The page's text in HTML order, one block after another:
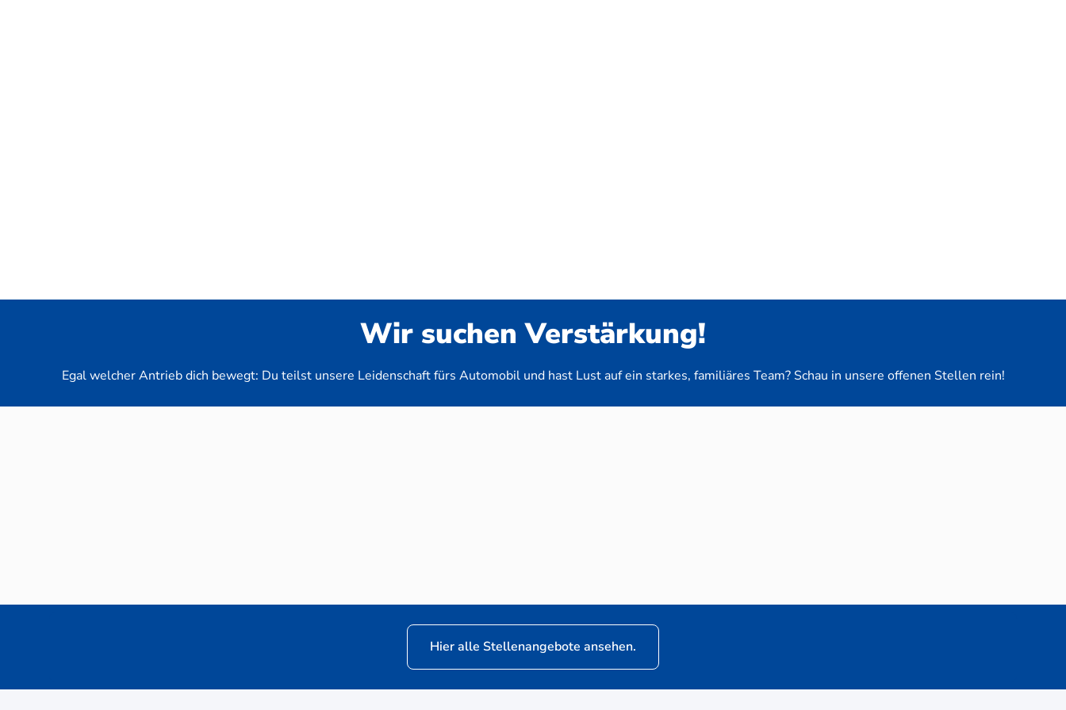
Wir suchen Verstärkung!
Egal welcher Antrieb dich bewegt: Du teilst unsere Leidenschaft fürs Automobil und hast Lust auf ein starkes, familiäres Team? Schau in unsere offenen Stellen rein!
Neuwagen-Verkaufsberater (m/w/d) für VW Nutzfahrzeuge
Hier alle Stellenangebote ansehen.